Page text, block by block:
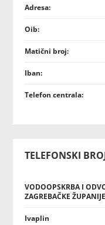
Adresa:
Oib:
Matični broj:
Iban:
Telefon centrala:
TELEFONSKI
VODOOPSKRBA I
ZAGREBAČKE
Ivaplin